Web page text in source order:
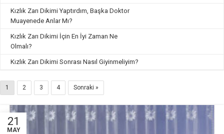
Kızlık Zarı Dikimi Yaptırdım, Başka Doktor
Muayenede Anlar Mı?
Kızlık Zarı Dikimi İçin En İyi Zaman Ne
Olmalı?
Kızlık Zarı Dikimi Sonrası Nasıl Giyinmeliyim?
1 2 3 4 Sonraki »
21
MAY